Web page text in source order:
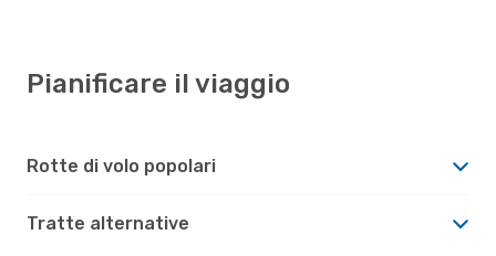
Pianificare il viaggio
Rotte di volo popolari
Tratte alternative